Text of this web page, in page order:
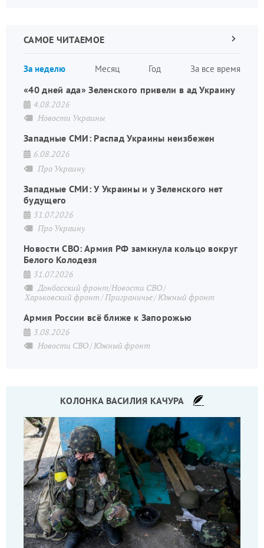
САМОЕ ЧИТАЕМОЕ
За неделю Месяц Год За все время
Следующая
«40 дней ада» Зеленского привели в ад Украину
4.08.2026
Новости Украины
Западные СМИ: Распад Украины неизбежен
6.08.2026
Про Украину
Западные СМИ: У Украины и у Зеленского нет
будущего
31.07.2026
Про Украину
Новости СВО: Армия РФ замкнула кольцо вокруг
Белого Колодезя
31.07.2026
Донбасский фронт/Новости СВО
Харьковский фронт Приграничье Южный фронт
Армия России всё ближе к Запорожью
3.08.2026
Новости СВО Южный фронт
КОЛОНКА ВАСИЛИЯ КАЧУРА